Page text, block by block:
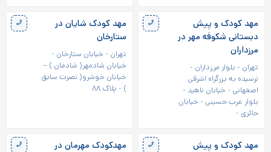
مهد کودک و پیش
دبستانی شکوفه مهر در
مرزداران
تهران - بلوار مرزداران -
نرسیده به بزرگراه اشرفی
اصفهانی - خیابان ناهید -
بلوار عرب حسینی - خیابان
حائری -
مهد کودک شایان در
ستارخان
تهران - خیابان ستارخان -
خیابان شادمهر( شادمان ) –
خیابان خوشرو( نصرت سابق
) - پلاک ۸۸
مهد کودک و پیش
مهدکودک مهرمان در